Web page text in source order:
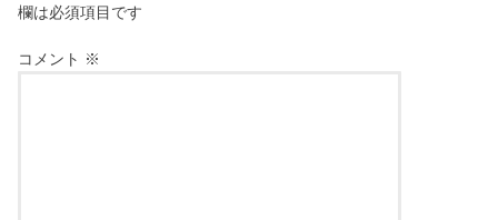
欄は必須項目です
コメント ※